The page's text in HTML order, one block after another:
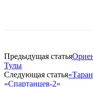
Предыдущая статья
Тулы
Следующая статья
«Спартанцев-2»